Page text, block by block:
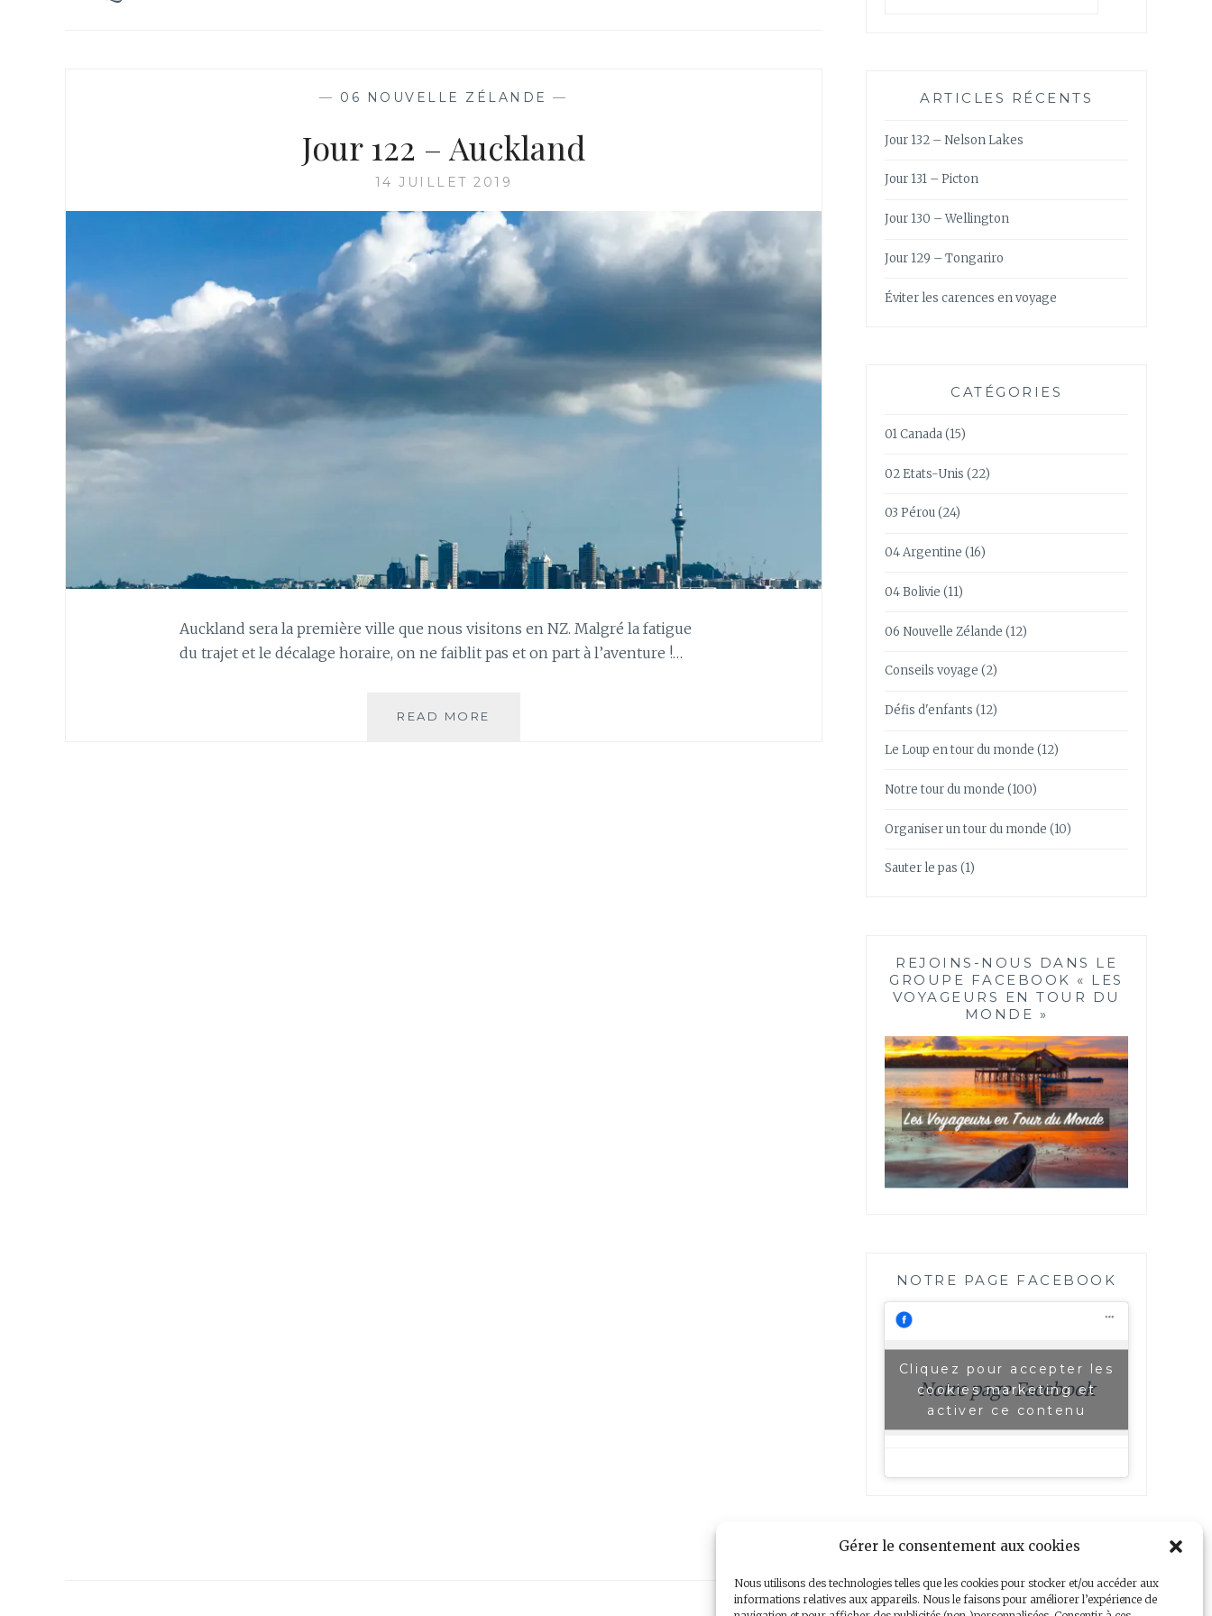
Gérer le consentement aux cookies
Nous utilisons des technologies telles que les cookies pour stocker et/ou accéder aux
informations relatives aux appareils. Nous le faisons pour améliorer l’expérience de
— 06 NOUVELLE ZÉLANDE —
Jour 122 – Auckland
14 JUILLET 2019
Auckland sera la première ville que nous visitons en NZ. Malgré la fatigue
du trajet et le décalage horaire, on ne faiblit pas et on part à l’aventure !…
READ MORE
ARTICLES RÉCENTS
Jour 132 – Nelson Lakes
Jour 131 – Picton
Jour 130 – Wellington
Jour 129 – Tongariro
Éviter les carences en voyage
CATÉGORIES
01 Canada(15)
02 Etats-Unis (22)
03 Pérou(24)
04 Argentine (16)
04 Bolivie (11)
06 Nouvelle Zélande (12)
Conseils voyage (2)
Défis d'enfants (12)
Le Loup en tour du monde (12)
Notre tour du monde (100)
Organiser un tour du monde (10)
Sauter le pas (1)
REJOINS-NOUS DANS LE
GROUPE FACEBOOK « LES
VOYAGEURS EN TOUR DU
MONDE »
NOTRE PAGE FACEBOOK
Notre page Facebook
Cliquez pour accepter les
cookies marketing et
activer ce contenu